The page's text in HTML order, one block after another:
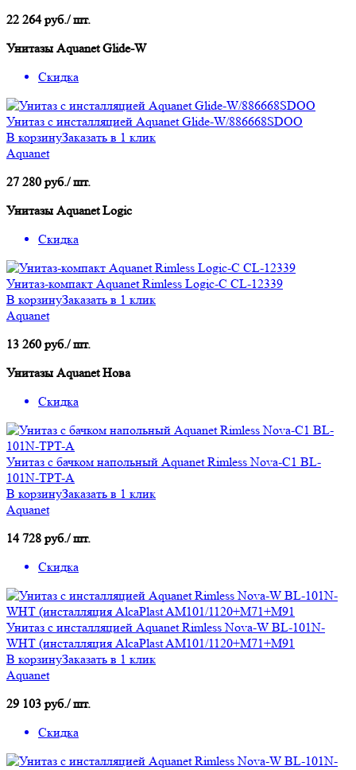
22 264 руб./ шт.
Унитазы Aquanet Glide-W
Скидка
Унитаз с инсталляцией Aquanet Glide-W/886668SDOO
В корзинуЗаказать в 1 клик
Aquanet
27 280 руб./ шт.
Унитазы Aquanet Logic
Скидка
Унитаз-компакт Aquanet Rimless Logic-C CL-12339
В корзинуЗаказать в 1 клик
Aquanet
13 260 руб./ шт.
Унитазы Aquanet Нова
Скидка
Унитаз с бачком напольный Aquanet Rimless Nova-C1 BL-
101N-TPT-A
В корзинуЗаказать в 1 клик
Aquanet
14 728 руб./ шт.
Скидка
Унитаз с инсталляцией Aquanet Rimless Nova-W BL-101N-
WHT (инсталляция AlcaPlast AM101/1120+M71+M91
В корзинуЗаказать в 1 клик
Aquanet
29 103 руб./ шт.
Скидка